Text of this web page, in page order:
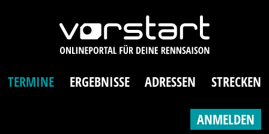
TERMINE ERGEBNISSE ADRESSEN STRECKEN
ANMELDEN